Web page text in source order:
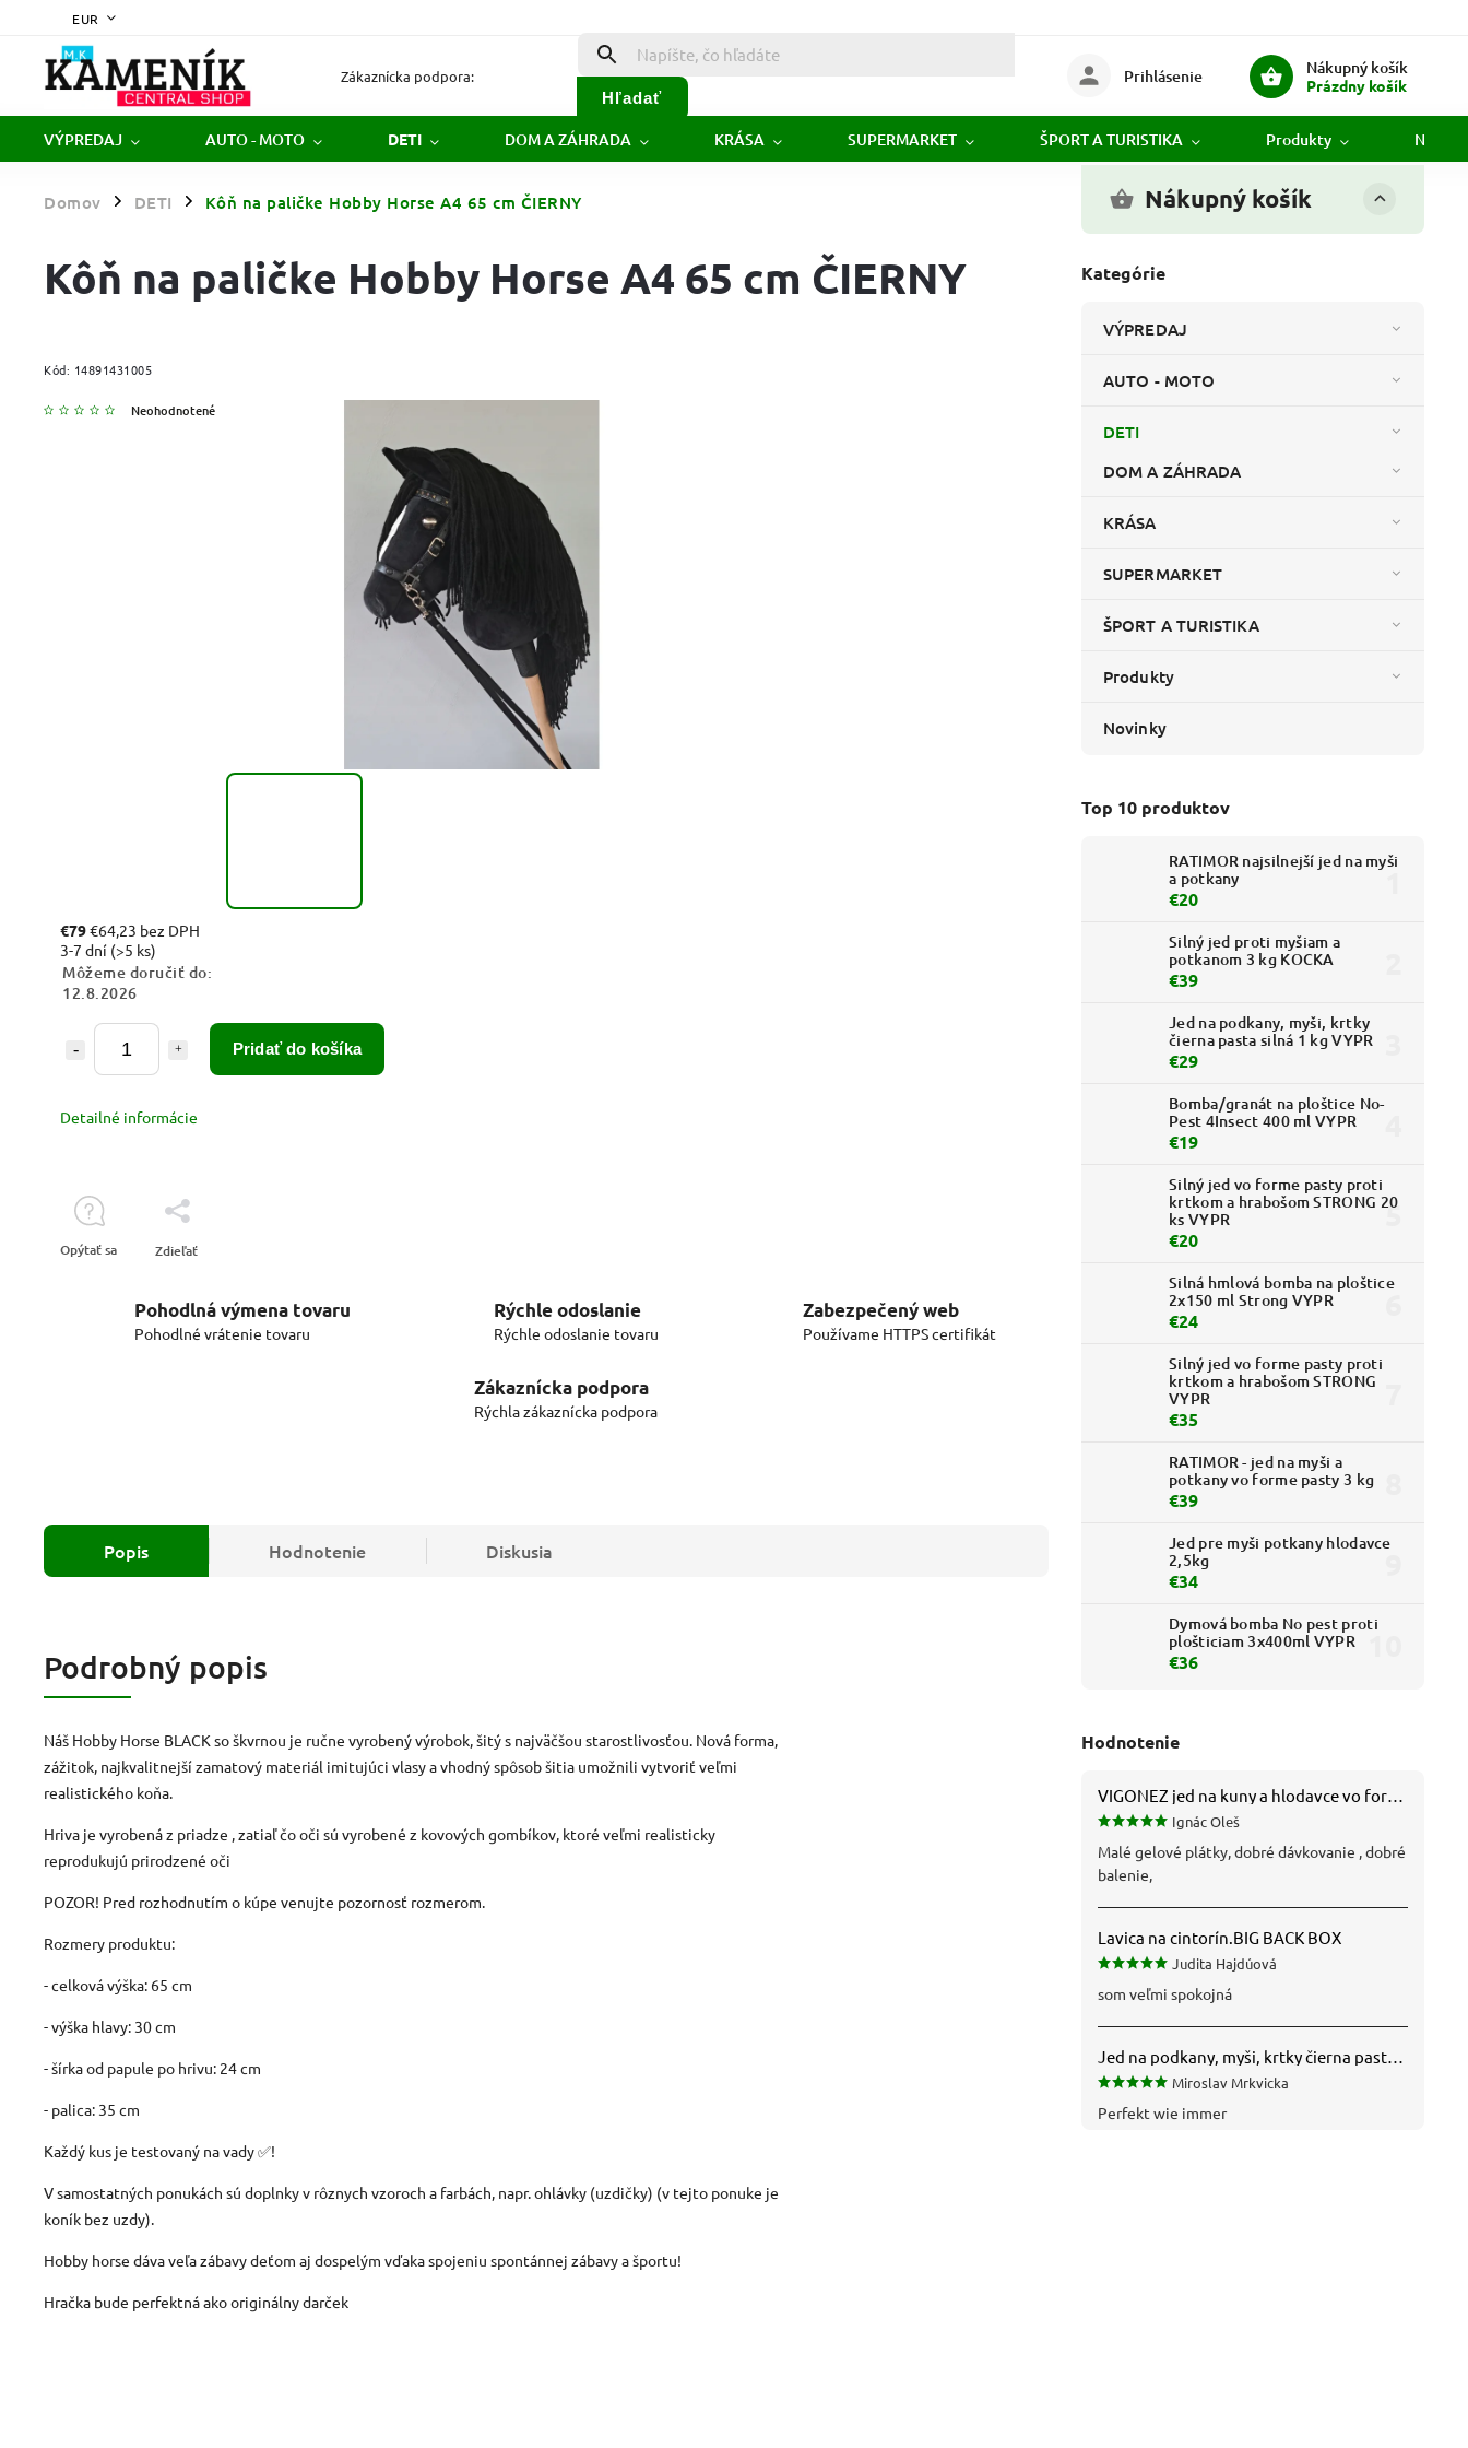
EUR
Zákaznícka podpora:
Hľadať
Nákupný košík
Prázdny košík
Prihlásenie
VÝPREDAJ AUTO - MOTO DETI DOM A ZÁHRADA KRÁSA SUPERMARKET ŠPORT A TURISTIKA Produkty
Domov / DETI / Kôň na paličke Hobby Horse A4 65 cm ČIERNY Nákupný košík
Kategórie
VÝPREDAJ
AUTO - MOTO
DETI
DOM A ZÁHRADA
KRÁSA
SUPERMARKET
ŠPORT A TURISTIKA
Produkty
Novinky
Top 10 produktov
RATIMOR najsilnejší jed na myši
a potkany
€20
Silný jed proti myšiam a
potkanom 3 kg KOCKA
€39
Jed na podkany, myši, krtky
čierna pasta silná 1 kg VYPR
€29
Bomba/granát na ploštice No-
Pest 4Insect 400 ml VYPR
€19
Silný jed vo forme pasty proti
krtkom a hrabošom STRONG 20
ks VYPR
€20
Silná hmlová bomba na ploštice
2x150 ml Strong VYPR
€24
Silný jed vo forme pasty proti
krtkom a hrabošom STRONG
VYPR
€35
RATIMOR - jed na myši a
potkany vo forme pasty 3 kg
€39
Jed pre myši potkany hlodavce
2,5kg
€34
Dymová bomba No pest proti
plošticiam 3x400ml VYPR
€36
Hodnotenie
VIGONEZ jed na kuny a hlodavce vo forme pasty 1,5 kg
Ignác Oleš
Malé gelové plátky, dobré dávkovanie , dobré
balenie,
Lavica na cintorín.BIG BACK BOX
Judita Hajdúová
som veľmi spokojná
Jed na podkany, myši, krtky čierna pasta silná 1 kg VYPR
Miroslav Mrkvicka
Perfekt wie immer
Kôň na paličke Hobby Horse A4 65 cm ČIERNY
Kód: 14891431005
Neohodnotené
€79€64,23 bez DPH
3-7 dní (>5 ks)
Môžeme doručiť do:
12.8.2026
Pridať do košíka
Detailné informácie
Opýtať sa Zdieľať
Pohodlná výmena tovaru
Pohodlné vrátenie tovaru
Rýchle odoslanie
Rýchle odoslanie tovaru
Zabezpečený web
Používame HTTPS certifikát
Zákaznícka podpora
Rýchla zákaznícka podpora
Popis Hodnotenie Diskusia
Podrobný popis
Náš Hobby Horse BLACK so škvrnou je ručne vyrobený výrobok, šitý s najväčšou starostlivosťou. Nová forma,
zážitok, najkvalitnejší zamatový materiál imitujúci vlasy a vhodný spôsob šitia umožnili vytvoriť veľmi
realistického koňa.
Hriva je vyrobená z priadze , zatiaľ čo oči sú vyrobené z kovových gombíkov, ktoré veľmi realisticky
reprodukujú prirodzené oči
POZOR! Pred rozhodnutím o kúpe venujte pozornosť rozmerom.
Rozmery produktu:
- celková výška: 65 cm
- výška hlavy: 30 cm
- šírka od papule po hrivu: 24 cm
- palica: 35 cm
Každý kus je testovaný na vady ✅!
V samostatných ponukách sú doplnky v rôznych vzoroch a farbách, napr. ohlávky (uzdičky) (v tejto ponuke je
koník bez uzdy).
Hobby horse dáva veľa zábavy deťom aj dospelým vďaka spojeniu spontánnej zábavy a športu!
Hračka bude perfektná ako originálny darček